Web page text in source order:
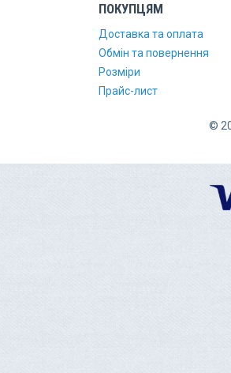
ПОКУПЦЯМ
Доставка та оплата
Обмін та повернення
Розміри
Прайс-лист
©